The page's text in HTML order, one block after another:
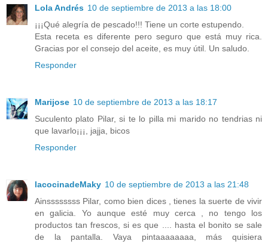
Lola Andrés 10 de septiembre de 2013 a las 18:00
¡¡¡Qué alegría de pescado!!! Tiene un corte estupendo.
Esta receta es diferente pero seguro que está muy rica.
Gracias por el consejo del aceite, es muy útil. Un saludo.
Responder
Marijose 10 de septiembre de 2013 a las 18:17
Suculento plato Pilar, si te lo pilla mi marido no tendrias ni
que lavarlo¡¡¡, jajja, bicos
Responder
lacocinadeMaky 10 de septiembre de 2013 a las 21:48
Ainssssssss Pilar, como bien dices , tienes la suerte de vivir
en galicia. Yo aunque esté muy cerca , no tengo los
productos tan frescos, si es que .... hasta el bonito se sale
de la pantalla. Vaya pintaaaaaaaa, más quisiera